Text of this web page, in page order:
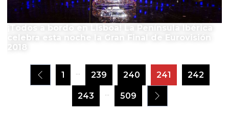
¡Todos a bordo en Lisboa! La Península Ibérica
celebra esta noche la Gran Final de Eurovisión
2018
1 ... 239 240 241 242
243 ... 509